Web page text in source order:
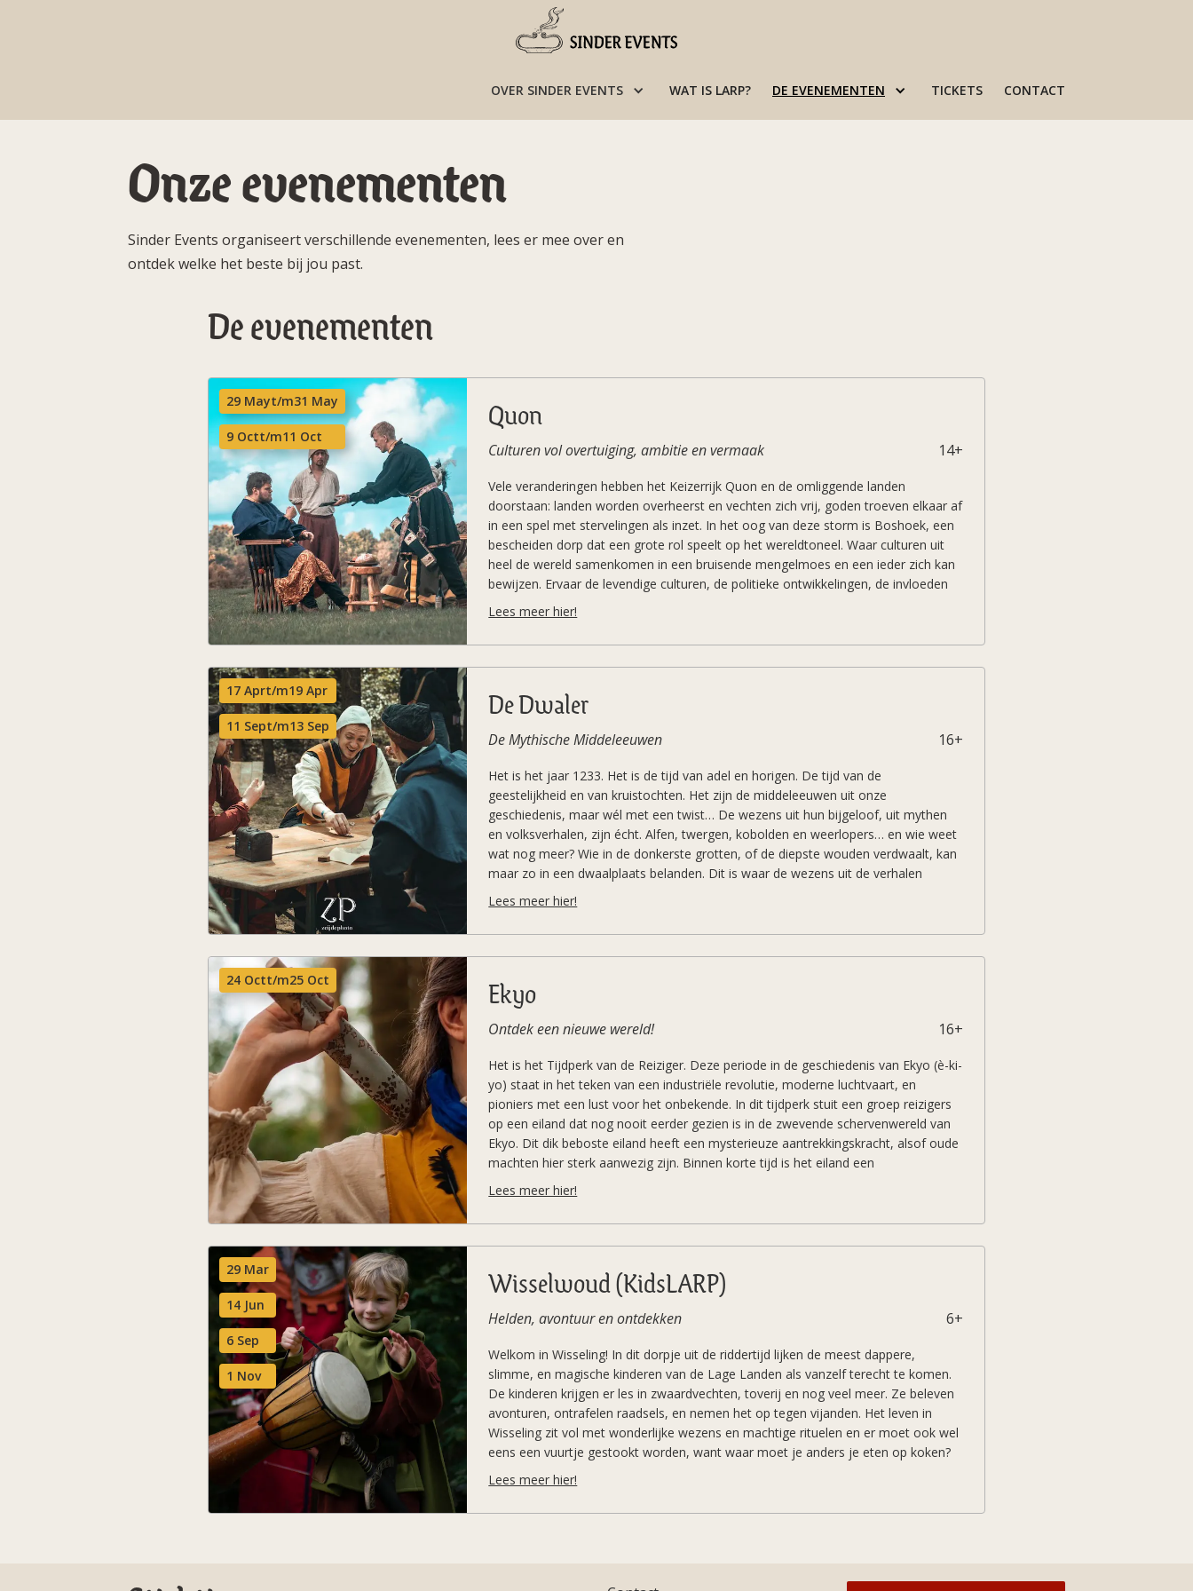
OVER SINDER EVENTS WAT IS LARP? DE EVENEMENTEN TICKETS CONTACT
Onze evenementen
Sinder Events organiseert verschillende evenementen, lees er mee over en
ontdek welke het beste bij jou past.
De evenementen
29 Mayt/m31 May
9 Octt/m11 Oct
Quon
Culturen vol overtuiging, ambitie en vermaak 14+
Vele veranderingen hebben het Keizerrijk Quon en de omliggende landen
doorstaan: landen worden overheerst en vechten zich vrij, goden troeven elkaar af
in een spel met stervelingen als inzet. In het oog van deze storm is Boshoek, een
bescheiden dorp dat een grote rol speelt op het wereldtoneel. Waar culturen uit
heel de wereld samenkomen in een bruisende mengelmoes en een ieder zich kan
bewijzen. Ervaar de levendige culturen, de politieke ontwikkelingen, de invloeden
van magie en goden. Speel jouw rol in al wat de wereld van Erumdar te bieden
heeft!
Lees meer hier!
17 Aprt/m19 Apr
11 Sept/m13 Sep
De Dwaler
De Mythische Middeleeuwen 16+
Het is het jaar 1233. Het is de tijd van adel en horigen. De tijd van de
geestelijkheid en van kruistochten. Het zijn de middeleeuwen uit onze
geschiedenis, maar wél met een twist… De wezens uit hun bijgeloof, uit mythen
en volksverhalen, zijn écht. Alfen, twergen, kobolden en weerlopers… en wie weet
wat nog meer? Wie in de donkerste grotten, of de diepste wouden verdwaalt, kan
maar zo in een dwaalplaats belanden. Dit is waar de wezens uit de verhalen
dwalen. De Dwaler speelt zich af in zo’n dwaalplaats; een ontmoetingsplek van het
mythische en de middeleeuwse mens. Een plek van verwondering, angst en
grimmige realiteit.
Lees meer hier!
24 Octt/m25 Oct
Ekyo
Ontdek een nieuwe wereld! 16+
Het is het Tijdperk van de Reiziger. Deze periode in de geschiedenis van Ekyo (è-ki-
yo) staat in het teken van een industriële revolutie, moderne luchtvaart, en
pioniers met een lust voor het onbekende. In dit tijdperk stuit een groep reizigers
op een eiland dat nog nooit eerder gezien is in de zwevende schervenwereld van
Ekyo. Dit dik beboste eiland heeft een mysterieuze aantrekkingskracht, alsof oude
machten hier sterk aanwezig zijn. Binnen korte tijd is het eiland een
ontmoetingsplaats geworden voor verschillende groepen reizigers, waaronder jij.
Waar kwam het eiland vandaan? Wat verschuilt het in haar bossen? Is het wel zo
onontdekt als men denkt? En wiens eigendom is het eigenlijk? Vlieg net als andere
Lees meer hier!
29 Mar
14 Jun
6 Sep
1 Nov
Wisselwoud (KidsLARP)
Helden, avontuur en ontdekken 6+
Welkom in Wisseling! In dit dorpje uit de riddertijd lijken de meest dappere,
slimme, en magische kinderen van de Lage Landen als vanzelf terecht te komen.
De kinderen krijgen er les in zwaardvechten, toverij en nog veel meer. Ze beleven
avonturen, ontrafelen raadsels, en nemen het op tegen vijanden. Het leven in
Wisseling zit vol met wonderlijke wezens en machtige rituelen en er moet ook wel
eens een vuurtje gestookt worden, want waar moet je anders je eten op koken?
Lees meer hier!